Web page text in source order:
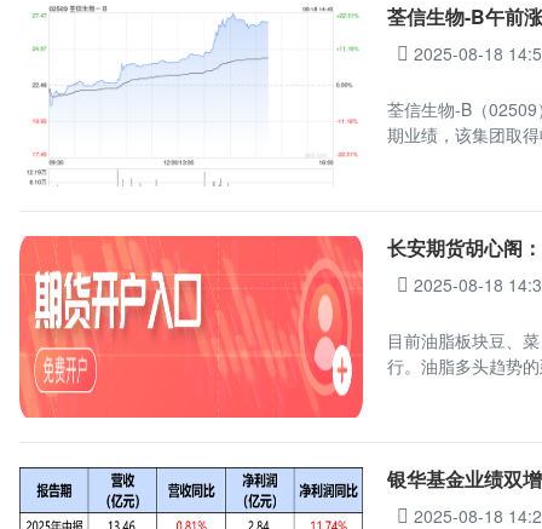
荃信生物-B午前
2025-08-18
荃信生物-B（
期业绩，该集团取
长安期货胡心阁
2025-08-18
目前油脂板块豆、
行。油脂多头趋势
银华基金业绩双
2025-08-18